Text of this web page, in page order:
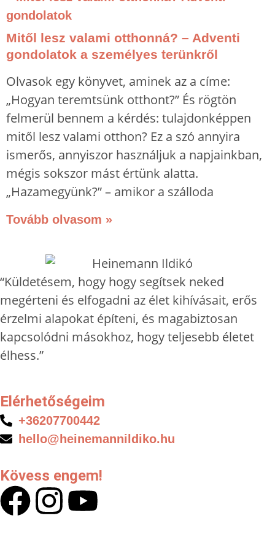
Mitől lesz valami otthonná? – Adventi
gondolatok a személyes terünkről
Olvasok egy könyvet, aminek az a címe:
„Hogyan teremtsünk otthont?” És rögtön
felmerül bennem a kérdés: tulajdonképpen
mitől lesz valami otthon? Ez a szó annyira
ismerős, annyiszor használjuk a napjainkban,
mégis sokszor mást értünk alatta.
„Hazamegyünk?” – amikor a szálloda
Tovább olvasom »
“Küldetésem, hogy hogy segítsek neked
megérteni és elfogadni az élet kihívásait, erős
érzelmi alapokat építeni, és magabiztosan
kapcsolódni másokhoz, hogy teljesebb életet
élhess.”
Elérhetőségeim
+36207700442
hello@heinemannildiko.hu
Kövess engem!